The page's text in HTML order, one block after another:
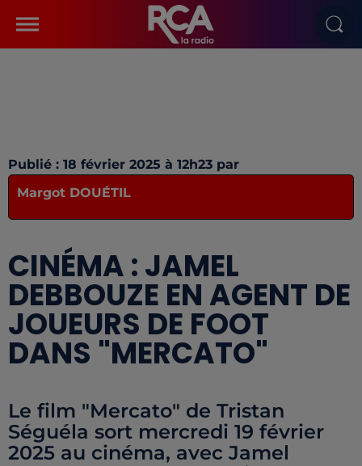
Publié : 18 février 2025 à 12h23 par
Margot DOUÉTIL
CINÉMA : JAMEL
DEBBOUZE EN AGENT DE
JOUEURS DE FOOT
DANS "MERCATO"
Le film "Mercato" de Tristan
Séguéla sort mercredi 19 février
2025 au cinéma, avec Jamel